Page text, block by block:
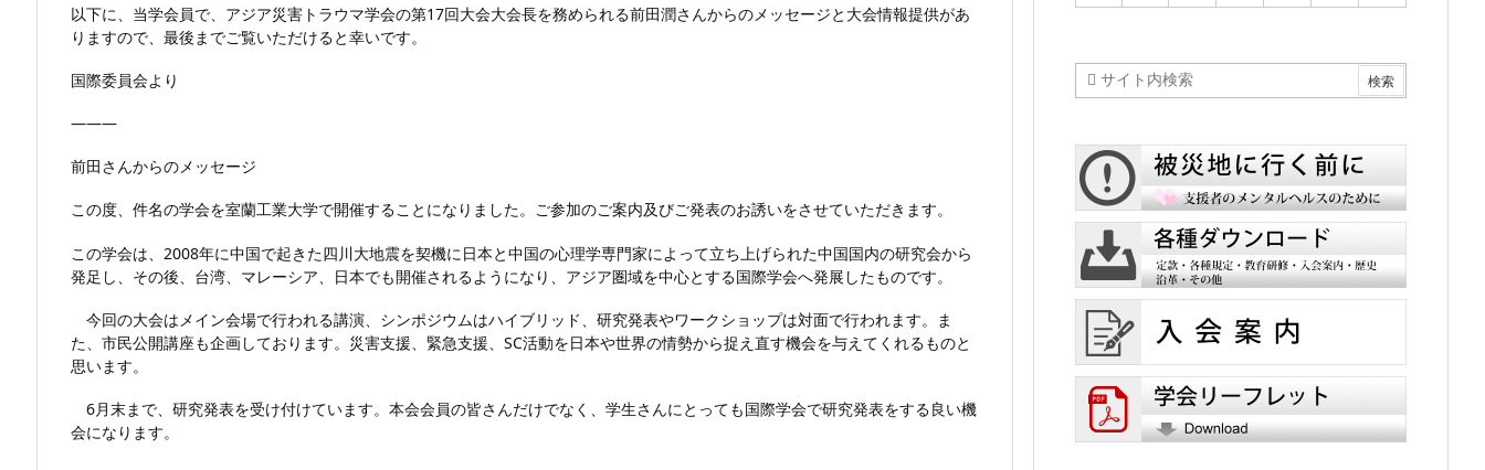
以下に、当学会員で、アジア災害トラウマ学会の第17回大会大会長を務められる前田潤さんからのメッセージと大会情報提供があ
りますので、最後までご覧いただけると幸いです。
国際委員会より
———
前田さんからのメッセージ
この度、件名の学会を室蘭工業大学で開催することになりました。ご参加のご案内及びご発表のお誘いをさせていただきます。
この学会は、2008年に中国で起きた四川大地震を契機に日本と中国の心理学専門家によって立ち上げられた中国国内の研究会から
発足し、その後、台湾、マレーシア、日本でも開催されるようになり、アジア圏域を中心とする国際学会へ発展したものです。
今回の大会はメイン会場で行われる講演、シンポジウムはハイブリッド、研究発表やワークショップは対面で行われます。ま
た、市民公開講座も企画しております。災害支援、緊急支援、SC活動を日本や世界の情勢から捉え直す機会を与えてくれるものと
思います。
6月末まで、研究発表を受け付けています。本会会員の皆さんだけでなく、学生さんにとっても国際学会で研究発表をする良い機
会になります。